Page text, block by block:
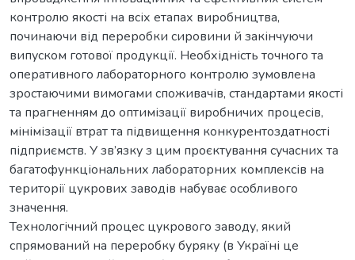
контролю якості на всіх етапах виробництва,
починаючи від переробки сировини й закінчуючи
випуском готової продукції. Необхідність точного та
оперативного лабораторного контролю зумовлена
зростаючими вимогами споживачів, стандартами якості
та прагненням до оптимізації виробничих процесів,
мінімізації втрат та підвищення конкурентоздатності
підприємств. У зв’язку з цим проєктування сучасних та
багатофункціональних лабораторних комплексів на
території цукрових заводів набуває особливого
значення.
Технологічний процес цукрового заводу, який
спрямований на переробку буряку (в Україні це